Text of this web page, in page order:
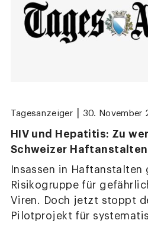
Tagesanzeiger 30. November
HIV und Hepatitis: Zu
Schweizer
Insassen in Haftanstalten
Risikogruppe für
Viren. Doch jetzt stoppt
Pilotprojekt für